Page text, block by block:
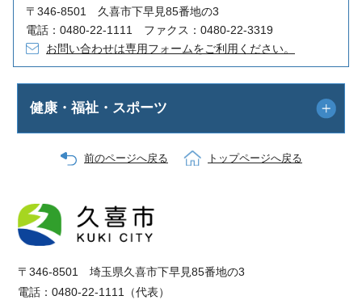
〒346-8501 久喜市下早見85番地の3
電話：0480-22-1111 ファクス：0480-22-3319
お問い合わせは専用フォームをご利用ください。
健康・福祉・スポーツ
前のページへ戻る トップページへ戻る
〒346-8501 埼玉県久喜市下早見85番地の3
電話：0480-22-1111（代表）